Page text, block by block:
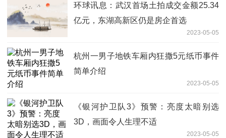
环球讯息：武汉首场土拍成交金额25.34
亿元，东湖高新区仍是房企首选
2023-05-05
杭州一男子地铁车厢内狂撒5元纸币事件
简单介绍
2023-05-05
《银河护卫队3》预警：亮度太暗别选
3D，画面令人生理不适
2023-05-05